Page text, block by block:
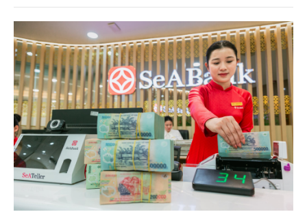
vụ được thiết kế dành riêng cho họ.